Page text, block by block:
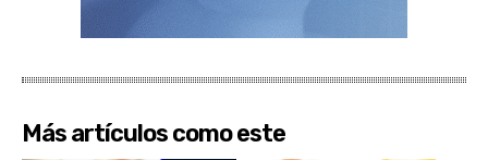
Más artículos como este